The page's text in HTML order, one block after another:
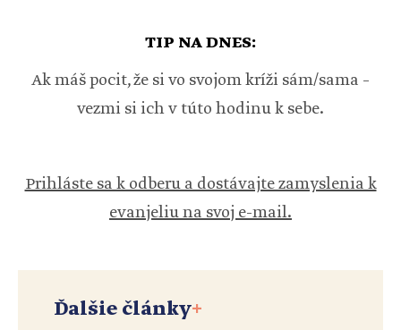
TIP NA DNES:
Ak máš pocit, že si vo svojom kríži sám/sama –
vezmi si ich v túto hodinu k sebe.
Prihláste sa k odberu a dostávajte zamyslenia k
evanjeliu na svoj e-mail.
Ďalšie články+